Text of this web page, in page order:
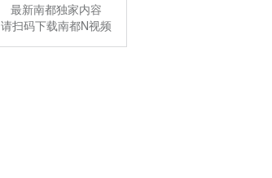
最新南都独家内容
请扫码下载南都N视频